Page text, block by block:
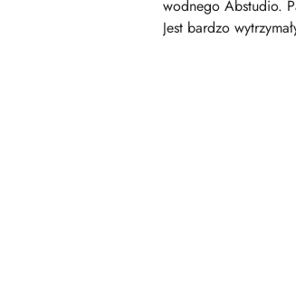
wodnego Abstudio.
Jest bardzo